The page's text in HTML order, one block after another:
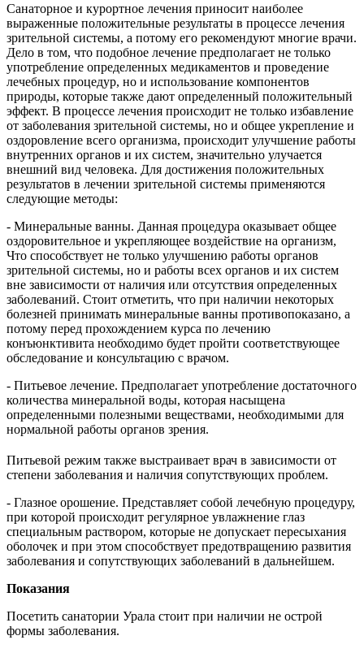
Санаторное и курортное лечения приносит наиболее
выраженные положительные результаты в процессе лечения
зрительной системы, а потому его рекомендуют многие врачи.
Дело в том, что подобное лечение предполагает не только
употребление определенных медикаментов и проведение
лечебных процедур, но и использование компонентов
природы, которые также дают определенный положительный
эффект. В процессе лечения происходит не только избавление
от заболевания зрительной системы, но и общее укрепление и
оздоровление всего организма, происходит улучшение работы
внутренних органов и их систем, значительно улучается
внешний вид человека. Для достижения положительных
результатов в лечении зрительной системы применяются
следующие методы:
- Минеральные ванны. Данная процедура оказывает общее
оздоровительное и укрепляющее воздействие на организм,
Что способствует не только улучшению работы органов
зрительной системы, но и работы всех органов и их систем
вне зависимости от наличия или отсутствия определенных
заболеваний. Стоит отметить, что при наличии некоторых
болезней принимать минеральные ванны противопоказано, а
потому перед прохождением курса по лечению
конъюнктивита необходимо будет пройти соответствующее
обследование и консультацию с врачом.
- Питьевое лечение. Предполагает употребление достаточного
количества минеральной воды, которая насыщена
определенными полезными веществами, необходимыми для
нормальной работы органов зрения.
Питьевой режим также выстраивает врач в зависимости от
степени заболевания и наличия сопутствующих проблем.
- Глазное орошение. Представляет собой лечебную процедуру,
при которой происходит регулярное увлажнение глаз
специальным раствором, которые не допускает пересыхания
оболочек и при этом способствует предотвращению развития
заболевания и сопутствующих заболеваний в дальнейшем.
Показания
Посетить санатории Урала стоит при наличии не острой
формы заболевания.